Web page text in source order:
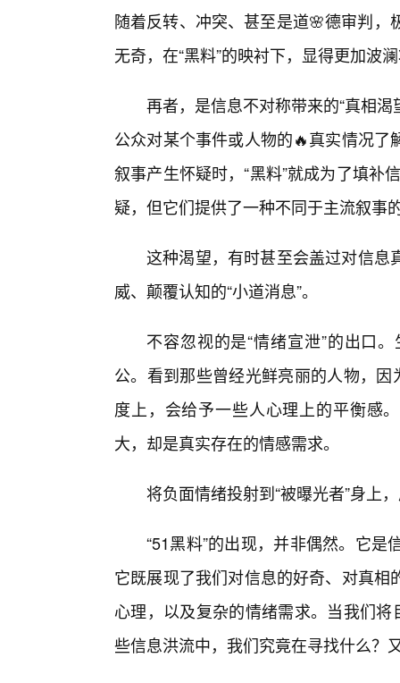
随着反转、冲突、甚至是道🌸德审判
无奇，在“黑料”的映衬下，显得更加波
再者，是信息不对称带来的“真相
公众对某个事件或人物的🔥真实情况
叙事产生怀疑时，“黑料”就成为了填补
疑，但它们提供了一种不同于主流叙事
这种渴望，有时甚至会盖过对信息
威、颠覆认知的“小道消息”。
不容忽视的是“情绪宣泄”的出口
公。看到那些曾经光鲜亮丽的人物，
度上，会给予一些人心理上的平衡感
大，却是真实存在的情感需求。
将负面情绪投射到“被曝光者”身上
“51黑料”的出现，并非偶然。它
它既展现了我们对信息的好奇、对真
心理，以及复杂的情绪需求。当我们
些信息洪流中，我们究竟在寻找什么？